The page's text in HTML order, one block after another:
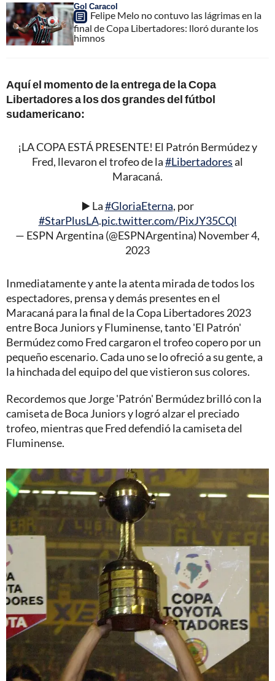
Gol Caracol
Felipe Melo no contuvo las lágrimas en la
final de Copa Libertadores: lloró durante los
himnos
Aquí el momento de la entrega de la Copa
Libertadores a los dos grandes del fútbol
sudamericano:
¡LA COPA ESTÁ PRESENTE! El Patrón Bermúdez y
Fred, llevaron el trofeo de la#Libertadoresal
Maracaná.
▶️ La#GloriaEterna, por
#StarPlusLA.pic.twitter.com/PixJY35CQl
— ESPN Argentina (@ESPNArgentina) November 4,
2023
Inmediatamente y ante la atenta mirada de todos los
espectadores, prensa y demás presentes en el
Maracaná para la final de la Copa Libertadores 2023
entre Boca Juniors y Fluminense, tanto 'El Patrón'
Bermúdez como Fred cargaron el trofeo copero por un
pequeño escenario. Cada uno se lo ofreció a su gente, a
la hinchada del equipo del que vistieron sus colores.
Recordemos que Jorge 'Patrón' Bermúdez brilló con la
camiseta de Boca Juniors y logró alzar el preciado
trofeo, mientras que Fred defendió la camiseta del
Fluminense.